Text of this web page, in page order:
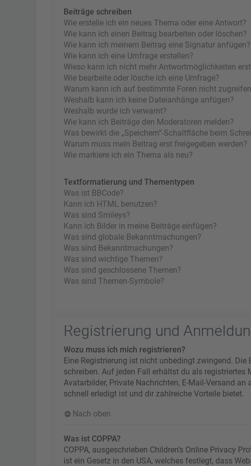
Beiträge schreiben
Wie erstelle ich ein neues Thema oder eine Antwort?
Wie kann ich einen Beitrag bearbeiten oder löschen?
Wie kann ich meinem Beitrag eine Signatur anfügen?
Wie kann ich eine Umfrage erstellen?
Wieso kann ich nicht mehr Antwortmöglichkeiten
Wie bearbeite oder lösche ich eine Umfrage?
Warum kann ich auf bestimmte Foren nicht
Weshalb kann ich keine Dateianhänge anfügen?
Weshalb wurde ich verwarnt?
Wie kann ich Beiträge den Moderatoren melden?
Was bewirkt die „Speichern“-Schaltfläche beim
Warum muss mein Beitrag erst freigegeben werden?
Wie markiere ich ein Thema als neu?
Textformatierung und Thementypen
Was ist BBCode?
Kann ich HTML benutzen?
Was sind Smileys?
Kann ich Bilder in meine Beiträge einfügen?
Was sind globale Bekanntmachungen?
Was sind Bekanntmachungen?
Was sind wichtige Themen?
Was sind geschlossene Themen?
Was sind Themen-Symbole?
Registrierung und
Wozu muss ich mich registrieren?
Eine Registrierung ist nicht unbedingt zwingend.
schreiben. Auf jeden Fall erhältst du als
Avatarbilder, Private Nachrichten, E-Mail-Versand
schnell erledigt ist und dir zahlreiche Vorteile bietet.
Nach oben
Was ist COPPA?
COPPA, ausgeschrieben Children’s Online Privacy
ist ein Gesetz in den USA, welches festlegt, dass